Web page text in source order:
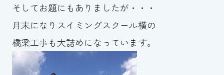
そしてお題にもありましたが・・・
月末になりスイミングスクール横の
橋梁工事も大詰めになっています。